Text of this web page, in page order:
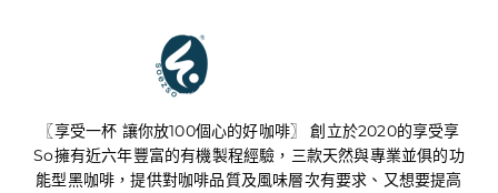
〖享受一杯 讓你放100個心的好咖啡〗 創立於2020的享受享
So擁有近六年豐富的有機製程經驗，三款天然與專業並俱的功
能型黑咖啡，提供對咖啡品質及風味層次有要求、又想要提高